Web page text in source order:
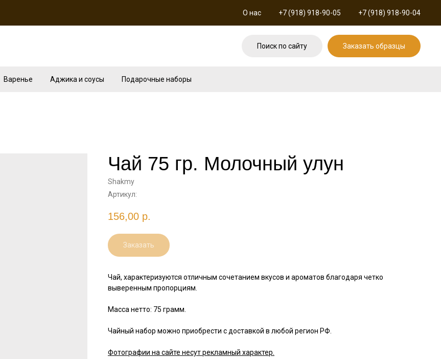
О нас +7 (918) 918-90-05 +7 (918) 918-90-04
Поиск по сайту Заказать образцы
Варенье Аджика и соусы Подарочные наборы
Чай 75 гр. Молочный улун
Shakmy
Артикул:
156,00 р.
Заказать
Чай, характеризуются отличным сочетанием вкусов и ароматов благодаря четко
выверенным пропорциям.
Масса нетто: 75 грамм.
Чайный набор можно приобрести с доставкой в любой регион РФ.
Фотографии на сайте несут рекламный характер.